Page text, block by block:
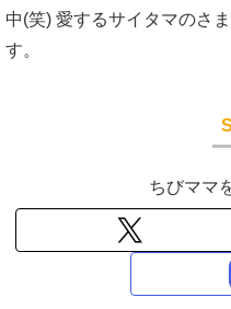
中(笑) 愛するサイタマのさ
す。
ちびママ